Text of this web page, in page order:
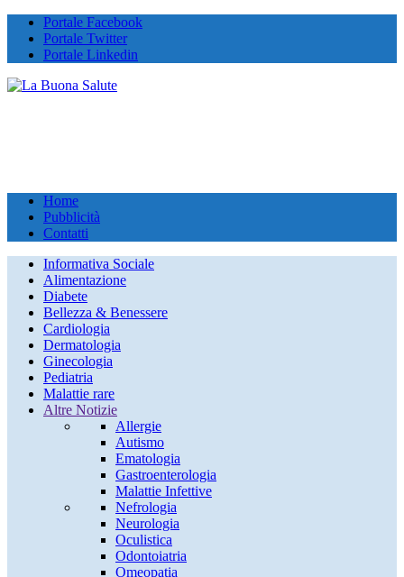
Portale Facebook
Portale Twitter
Portale Linkedin
Home
Pubblicità
Contatti
Informativa Sociale
Alimentazione
Diabete
Bellezza & Benessere
Cardiologia
Dermatologia
Ginecologia
Pediatria
Malattie rare
Altre Notizie
Allergie
Autismo
Ematologia
Gastroenterologia
Malattie Infettive
Nefrologia
Neurologia
Oculistica
Odontoiatria
Omeopatia